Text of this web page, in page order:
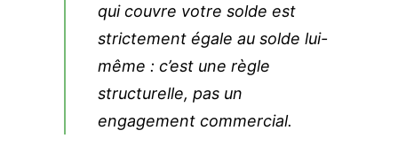
qui couvre votre solde est
strictement égale au solde lui-
même : c’est une règle
structurelle, pas un
engagement commercial.